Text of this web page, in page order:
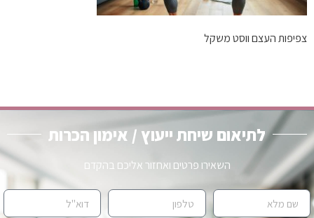
צפיפות העצם ווסט משקל
לתיאום שיחת ייעוץ / אימון הכרות
השאירו פרטים ואחזור אליכם בהקדם